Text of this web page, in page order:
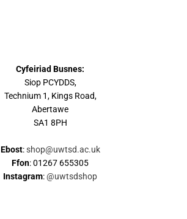
Cyfeiriad Busnes:
Siop PCYDDS,
Technium 1, Kings Road,
Abertawe
SA1 8PH
Ebost:shop@uwtsd.ac.uk
Ffon: 01267 655305
Instagram:@uwtsdshop